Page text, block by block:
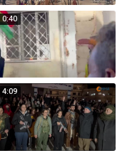
0:40
4:09